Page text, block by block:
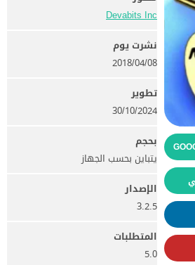
Devabits Inc‏
نشرت يوم
08‏/04‏/2018
تطوير
30/10/2024
بحجم
يتباين بحسب الجهاز
الإصدار
3.2.5
المتطلبات
5.0